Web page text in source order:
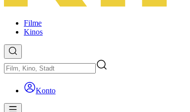
Filme
Kinos
Konto